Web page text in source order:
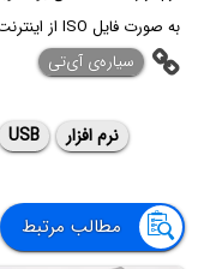
به صورت فایل ISO از اینترنت دانلود می‌کنید.
‌سیاره‌ی آی‌تی
نرم افزار USB
مطالب مرتبط